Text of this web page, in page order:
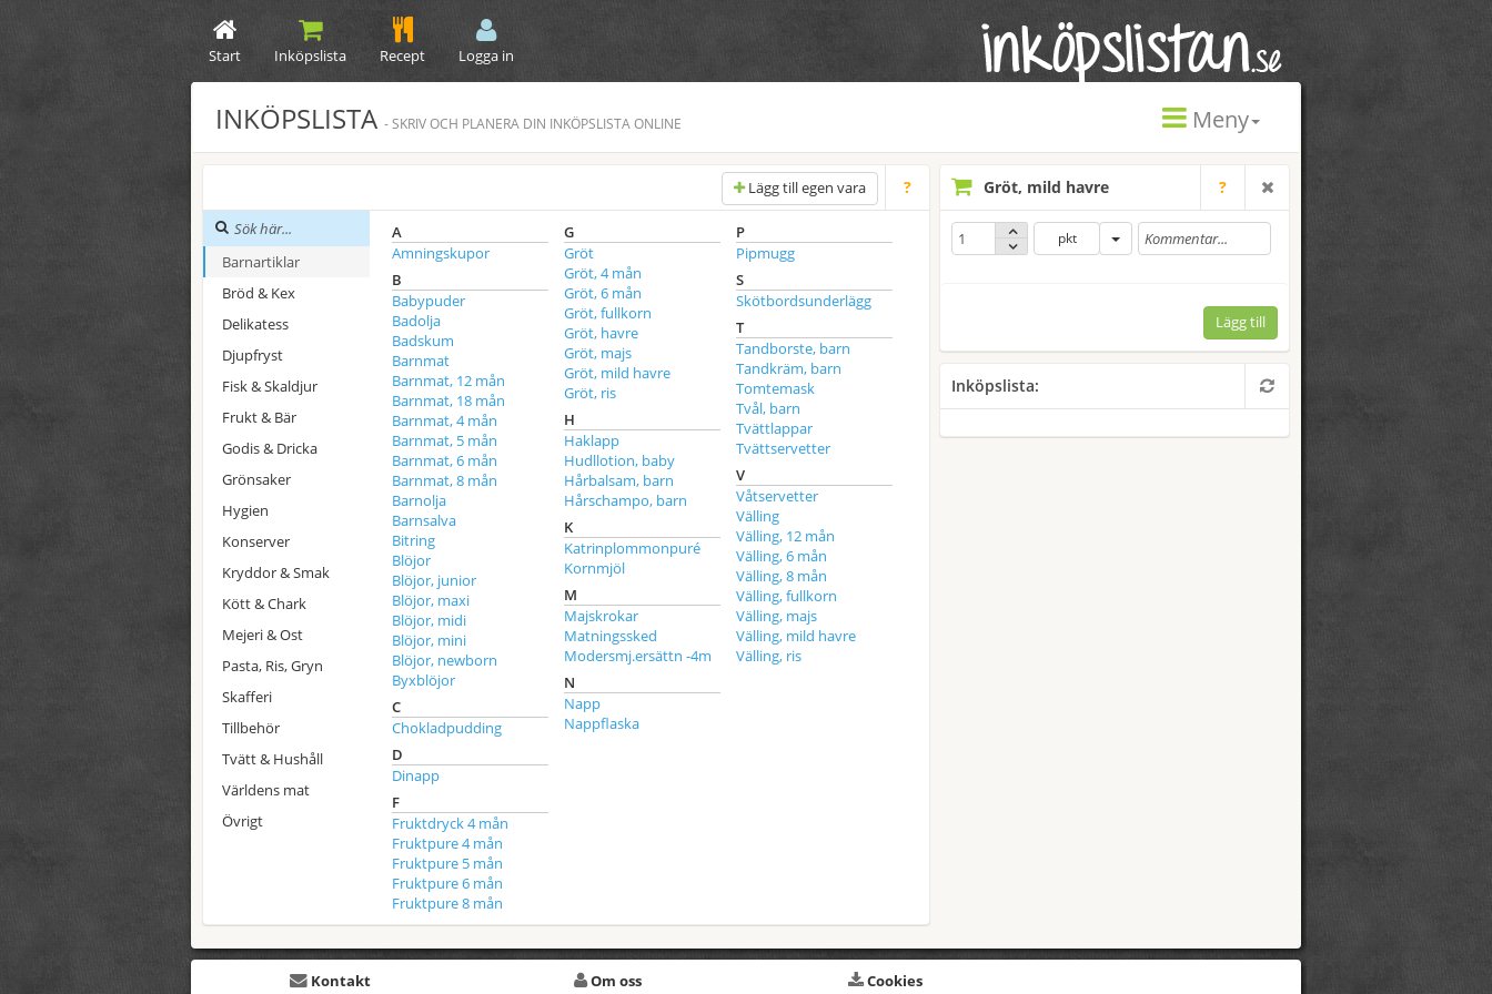
Start Inköpslista Recept Logga in
INKÖPSLISTA - SKRIV OCH PLANERA DIN INKÖPSLISTA ONLINE Meny
?
Lägg till egen vara
Barnartiklar
Bröd & Kex
Delikatess
Djupfryst
Fisk & Skaldjur
Frukt & Bär
Godis & Dricka
Grönsaker
Hygien
Konserver
Kryddor & Smak
Kött & Chark
Mejeri & Ost
Pasta, Ris, Gryn
Skafferi
Tillbehör
Tvätt & Hushåll
Världens mat
Övrigt
A
Amningskupor
B
Babypuder
Badolja
Badskum
Barnmat
Barnmat, 12 mån
Barnmat, 18 mån
Barnmat, 4 mån
Barnmat, 5 mån
Barnmat, 6 mån
Barnmat, 8 mån
Barnolja
Barnsalva
Bitring
Blöjor
Blöjor, junior
Blöjor, maxi
Blöjor, midi
Blöjor, mini
Blöjor, newborn
Byxblöjor
C
Chokladpudding
D
Dinapp
F
Fruktdryck 4 mån
Fruktpure 4 mån
Fruktpure 5 mån
Fruktpure 6 mån
Fruktpure 8 mån
G
Gröt
Gröt, 4 mån
Gröt, 6 mån
Gröt, fullkorn
Gröt, havre
Gröt, majs
Gröt, mild havre
Gröt, ris
H
Haklapp
Hudllotion, baby
Hårbalsam, barn
Hårschampo, barn
K
Katrinplommonpuré
Kornmjöl
M
Majskrokar
Matningssked
Modersmj.ersättn -4m
N
Napp
Nappflaska
P
Pipmugg
S
Skötbordsunderlägg
T
Tandborste, barn
Tandkräm, barn
Tomtemask
Tvål, barn
Tvättlappar
Tvättservetter
V
Våtservetter
Välling
Välling, 12 mån
Välling, 6 mån
Välling, 8 mån
Välling, fullkorn
Välling, majs
Välling, mild havre
Välling, ris
Gröt, mild havre ?
pkt
Lägg till
Inköpslista:
Kontakt Om oss Cookies